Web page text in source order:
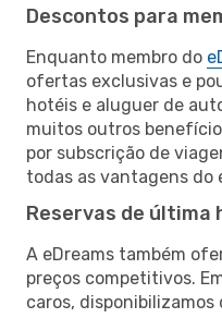
Descontos para
Enquanto membro do
ofertas exclusivas e
hotéis e aluguer de
muitos outros
por subscrição de
todas as vantagens do
Reservas de última
A eDreams também
preços competitivos.
caros, disponibilizamos